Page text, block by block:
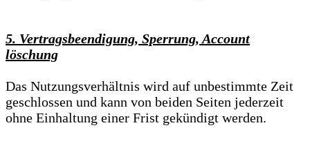
5. Vertragsbeendigung, Sperrung, Account
löschung
Das Nutzungsverhältnis wird auf unbestimmte Zeit
geschlossen und kann von beiden Seiten jederzeit
ohne Einhaltung einer Frist gekündigt werden.